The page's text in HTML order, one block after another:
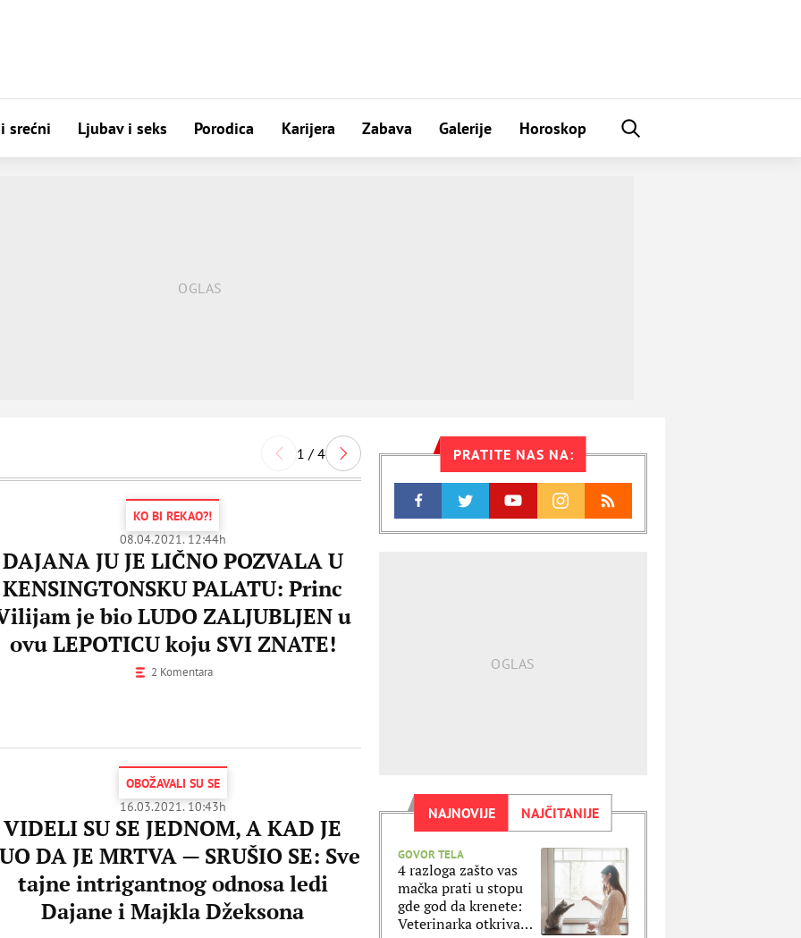
srećni Ljubav i seks Porodica Karijera Zabava Galerije Horoskop
1 / 4
KO BI REKAO?!
08.04.2021. 12:44h
DAJANA JU JE LIČNO POZVALA U
KENSINGTONSKU PALATU: Princ
je bio LUDO ZALJUBLJEN u
ovu LEPOTICU koju SVI ZNATE!
2 Komentara
OBOŽAVALI SU SE
16.03.2021. 10:43h
VIDELI SU SE JEDNOM, A KAD JE
DA JE MRTVA — SRUŠIO SE: Sve
tajne intrigantnog odnosa ledi
Dajane i Majkla Džeksona
PRATITE NAS NA:
NAJNOVIJE NAJČITANIJE
GOVOR TELA
4 razloga zašto vas
mačka prati u stopu
gde god da krenete:
Veterinarka otkriva